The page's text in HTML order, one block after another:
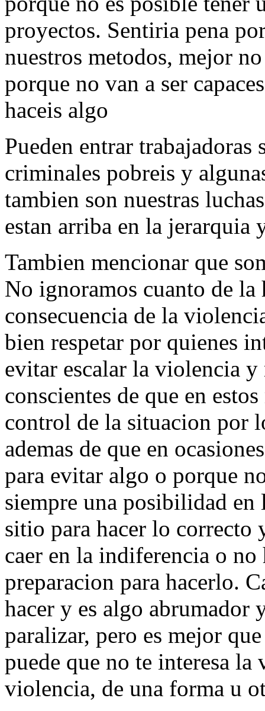
proyectos. Sentiria pena
nuestros metodos, mejor
porque no van a ser
haceis algo
Pueden entrar
criminales pobreis y
tambien son nuestras
estan arriba en la jerarquia
Tambien mencionar que
No ignoramos cuanto de
consecuencia de la
bien respetar por quienes
evitar escalar la violencia
conscientes de que en
control de la situacion por
ademas de que en
para evitar algo o porque
siempre una posibilidad en
sitio para hacer lo correcto
caer en la indiferencia o no
preparacion para hacerlo.
hacer y es algo abrumador
paralizar, pero es mejor
puede que no te interesa
violencia, de una forma u